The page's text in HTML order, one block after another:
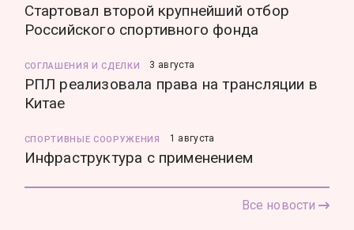
Стартовал второй крупнейший отбор
Российского спортивного фонда
СОГЛАШЕНИЯ И СДЕЛКИ 3 августа
РПЛ реализовала права на трансляции в
Китае
СПОРТИВНЫЕ СООРУЖЕНИЯ 1 августа
Инфраструктура с применением
Все новости